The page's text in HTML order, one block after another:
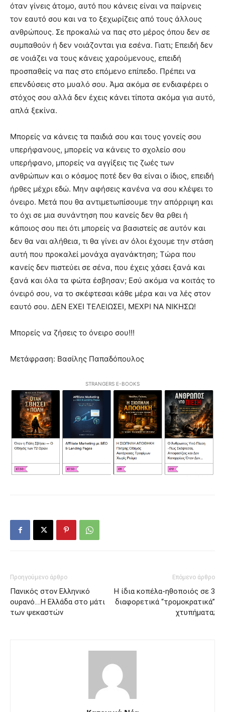
όταν γίνεις άτομο, αυτό που κάνεις είναι να παίρνεις
τον εαυτό σου και να το ξεχωρίζεις από τους άλλους
ανθρώπους. Σε προκαλώ να πας στο μέρος όπου δεν σε
συμπαθούν ή δεν νοιάζονται για εσένα. Γιατι; Επειδή δεν
σε νοιάζει να τους κάνεις χαρούμενους, επειδή
προσπαθείς να πας στο επόμενο επίπεδο. Πρέπει να
επενδύσεις στο μυαλό σου. Άμα ακόμα σε ενδιαφέρει ο
στόχος σου αλλά δεν έχεις κάνει τίποτα ακόμα για αυτό,
απλά ξεκίνα.
Μπορείς να κάνεις τα παιδιά σου και τους γονείς σου
υπερήφανους, μπορείς να κάνεις το σχολείο σου
υπερήφανο, μπορείς να αγγίξεις τις ζωές των
ανθρώπων και ο κόσμος ποτέ δεν θα είναι ο ίδιος, επειδή
ήρθες μέχρι εδώ. Μην αφήσεις κανένα να σου κλέψει το
όνειρο. Μετά που θα αντιμετωπίσουμε την απόρριψη και
το όχι σε μια συνάντηση που κανείς δεν θα ρθει ή
κάποιος σου πει ότι μπορείς να βασιστείς σε αυτόν και
δεν θα ναι αλήθεια, τι θα γίνει αν όλοι έχουμε την στάση
αυτή που προκαλεί μονάχα αγανάκτηση; Τώρα που
κανείς δεν πιστεύει σε σένα, που έχεις χάσει ξανά και
ξανά και όλα τα φώτα έσβησαν; Εσύ ακόμα να κοιτάς το
όνειρό σου, να το σκέφτεσαι κάθε μέρα και να λές στον
εαυτό σου. ΔΕΝ ΕΧΕΙ ΤΕΛΕΙΩΣΕΙ, ΜΕΧΡΙ ΝΑ ΝΙΚΗΣΩ!
Μπορείς να ζήσεις το όνειρο σου!!!
Μετάφραση: Βασίλης Παπαδόπουλος
STRANGERS E-BOOKS
Προηγούμενο άρθρο
Πανικός στον Ελληνικό
ουρανό….Η Ελλάδα στο μάτι
των ψεκαστών
Επόμενο άρθρο
Η ίδια κοπέλα-ηθοποιός σε 3
διαφορετικά “τρομοκρατικά”
χτυπήματα;